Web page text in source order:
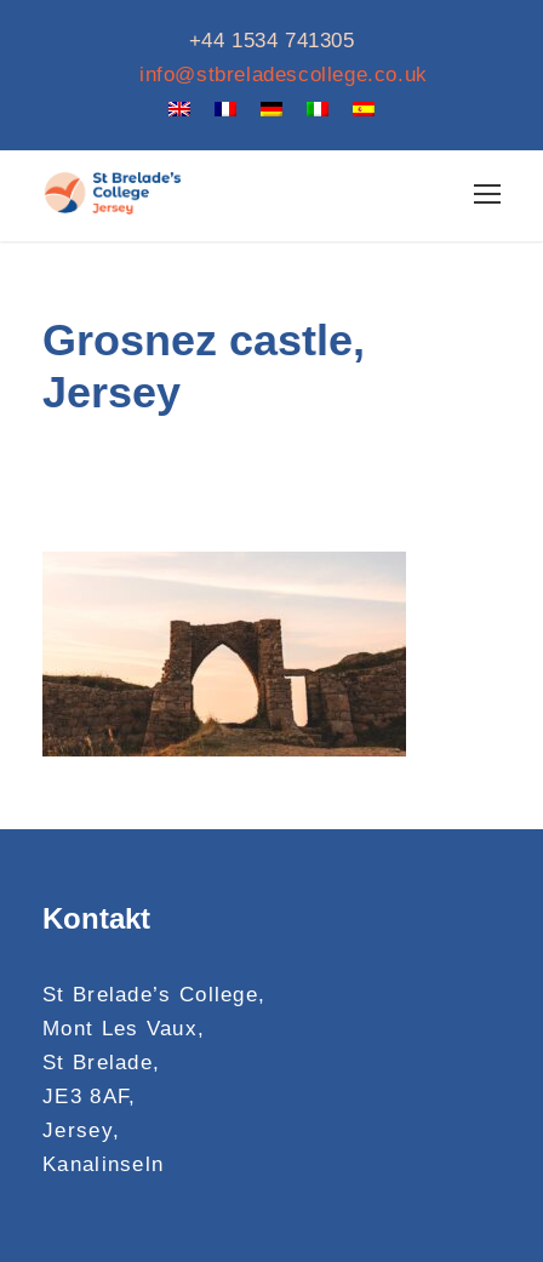
+44 1534 741305
info@stbreladescollege.co.uk
Grosnez castle,
Jersey
Kontakt
St Brelade’s College,
Mont Les Vaux,
St Brelade,
JE3 8AF,
Jersey,
Kanalinseln